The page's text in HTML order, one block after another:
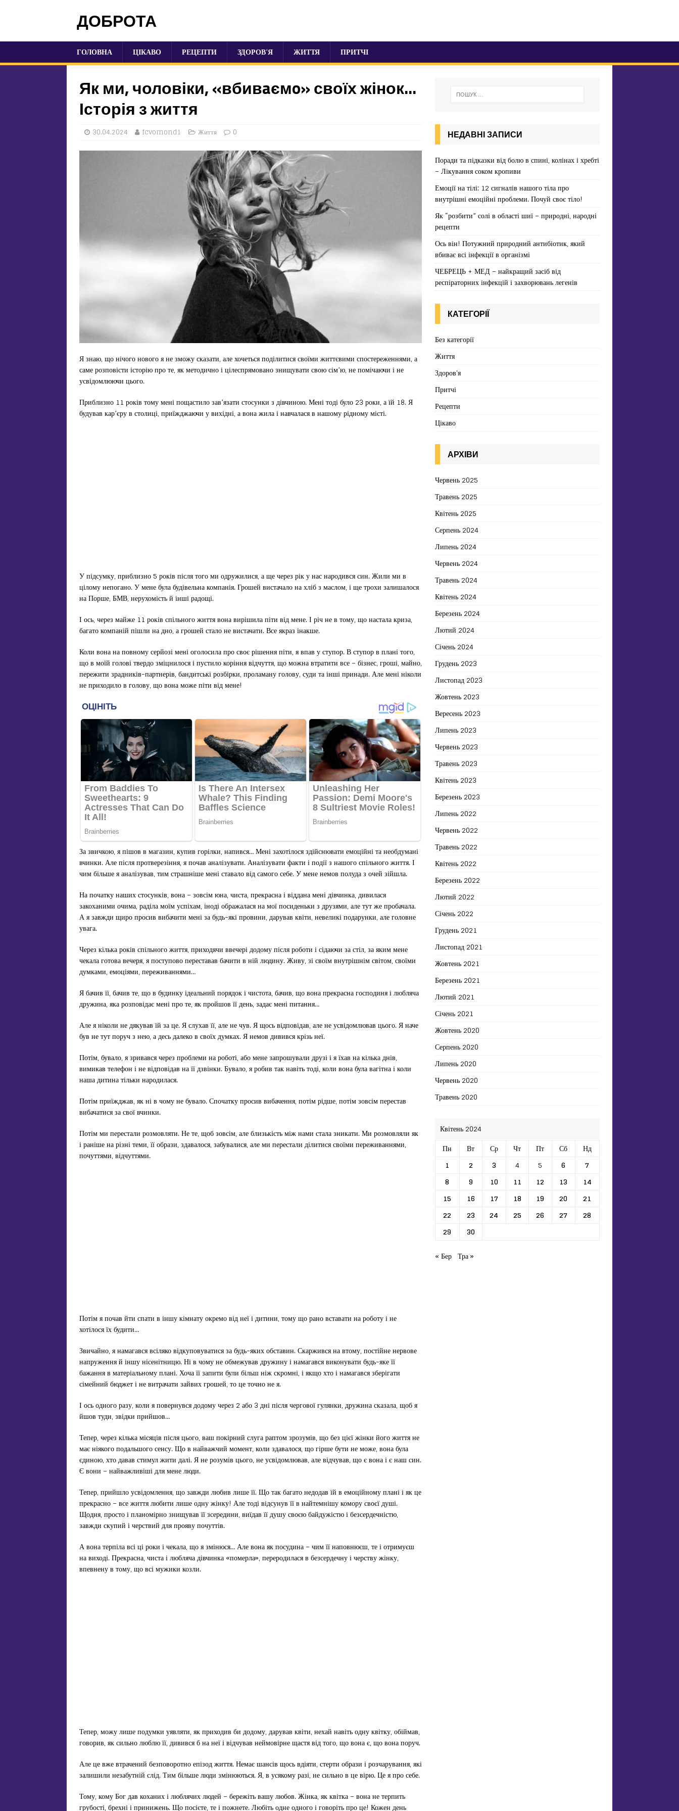
ДОБРОТА
ГОЛОВНА ЦІКАВО РЕЦЕПТИ ЗДОРОВ’Я ЖИТТЯ ПРИТЧІ
Як ми, чоловіки, «вбивaємo» своїх жінок…
Історія з життя
30.04.2024 fcvomond1 Життя 0
Я знаю, що нічого нового я не зможу сказати, але хочеться поділитися своїми життєвими спостереженнями, а
саме розповісти історію про те, як методично і цілеспрямовано знищувати свою сім’ю, не помічаючи і не
усвідомлюючи цього.
Приблизно 11 років тому мені пощастило зав’язати стосунки з дівчиною. Мені тоді було 23 роки, а їй 18. Я
будував кар’єру в столиці, приїжджаючи у вихідні, а вона жила і навчалася в нашому рідному місті.
У підсумку, приблизно 5 років після того ми одружилися, а ще через рік у нас народився син. Жили ми в
цілому непогано. У мене була будівельна компанія. Грошей вистачало на хліб з маслом, і ще трохи залишалося
на Порше, БМВ, нерухомість й інші радощі.
І ось, через майже 11 років спільного життя вона вирішила піти від мене. І річ не в тому, що настала криза,
багато компаній пішли на дно, а грошей стало не вистачати. Все якраз інакше.
Коли вона на повному серйозі мені оголосила про своє рішення піти, я впав у ступор. В ступор в плані того,
що в моїй голові твердо зміцнилося і пустило коріння відчуття, що можна втратити все – бізнес, гроші, майно,
пережити зрадників-партнерів, бандитські розбірки, проламану голову, суди та інші принади. Але мені ніколи
не приходило в голову, що вона може піти від мене!
За звичкою, я пішов в магазин, купив горілки, напився… Мені захотілося здійснювати емоційні та необдумані
вчинки. Але після протверезіння, я почав аналізувати. Аналізувати факти і події з нашого спільного життя. І
чим більше я аналізував, тим страшніше мені ставало від самого себе. У мене немов полуда з очей зійшла.
На початку наших стосунків, вона – зовсім юна, чиста, прекрасна і віддана мені дівчинка, дивилася
закоханими очима, раділа моїм успіхам, іноді ображалася на мої посиденьки з друзями, але тут же пробачала.
А я завжди щиро просив вибачити мені за будь-які провини, дарував квіти, невеликі подарунки, але головне
увага.
Через кілька років спільного життя, приходячи ввечері додому після роботи і сідаючи за стіл, за яким мене
чекала готова вечеря, я поступово переставав бачити в ній людину. Живу, зі своїм внутрішнім світом, своїми
думками, емоціями, переживаннями…
Я бачив її, бачив те, що в будинку ідеальний порядок і чистота, бачив, що вона прекрасна господиня і любляча
дружина, яка розповідає мені про те, як пройшов її день, задає мені питання…
Але я ніколи не дякував їй за це. Я слухав її, але не чув. Я щось відповідав, але не усвідомлював цього. Я наче
був не тут поруч з нею, а десь далеко в своїх думках. Я немов дивився крізь неї.
Потім, бувало, я зривався через проблеми на роботі, або мене запрошували друзі і я їхав на кілька днів,
вимикав телефон і не відповідав на її дзвінки. Бувало, я робив так навіть тоді, коли вона була вагітна і коли
наша дитина тільки народилася.
Потім приїжджав, як ні в чому не бувало. Спочатку просив вибачення, потім рідше, потім зовсім перестав
вибачатися за свої вчинки.
Потім ми перестали розмовляти. Не те, щоб зовсім, але близькість між нами стала зникати. Ми розмовляли як
і раніше на різні теми, її образи, здавалося, забувалися, але ми перестали ділитися своїми переживаннями,
почуттями, відчуттями.
Потім я почав йти спати в іншу кімнату окремо від неї і дитини, тому що рано вставати на роботу і не
хотілося їх будити…
Звичайно, я намагався всіляко відкуповуватися за будь-яких обставин. Скаржився на втому, постійне нервове
напруження й іншу нісенітницю. Ні в чому не обмежував дружину і намагався виконувати будь-яке її
бажання в матеріальному плані. Хоча її запити були більш ніж скромні, і якщо хто і намагався зберігати
сімейний бюджет і не витрачати зайвих грошей, то це точно не я.
І ось одного разу, коли я повернувся додому через 2 або 3 дні після чергової гулянки, дружина сказала, щоб я
йшов туди, звідки прийшов…
Тепер, через кілька місяців після цього, ваш покірний слуга раптом зрозумів, що без цієї жінки його життя не
має ніякого подальшого сенсу. Що в найважчий момент, коли здавалося, що гірше бути не може, вона була
єдиною, хто давав стимул жити далі. Я не розумів цього, не усвідомлював, але відчував, що є вона і є наш син.
Є вони – найважливіші для мене люди.
Тепер, прийшло усвідомлення, що завжди любив лише її. Що так багато недодав їй в емоційному плані і як це
прекрасно – все життя любити лише одну жінку! Але тоді відсунув її в найтемнішу комору своєї душі.
Щодня, просто і планомірно знищував її зсередини, виїдав її душу своєю байдужістю і безсердечністю,
завжди скупий і черствий для прояву почуттів.
А вона терпіла всі ці роки і чекала, що я змінюся… Але вона як посудина – чим її наповнюєш, те і отримуєш
на виході. Прекрасна, чиста і любляча дівчинка «померла», переродилася в безсердечну і черству жінку,
впевнену в тому, що всі мужики козли.
Тепер, можу лише подумки уявляти, як приходив би додому, дарував квіти, нехай навіть одну квітку, обіймав,
говорив, як сильно люблю її, дивився б на неї і відчував неймовірне щастя від того, що вона є, що вона поруч.
Але це вже втрачений безповоротно епізод життя. Немає шансів щось вдіяти, стерти образи і розчарування, які
залишили незабутній слід. Тим більше люди змінюються. Я, в усякому разі, не сильно в це вірю. Це я про себе.
Тому, кому Бог дав коханих і люблячих людей – бережіть вашу любов. Жінка, як квітка – вона не терпить
грубості, брехні і принижень. Що посієте, те і пожнете. Любіть одне одного і говоріть про це! Кожен день
НЕДАВНІ ЗАПИСИ
Поради та підказки від болю в спині, колінах і хребті
– Лікування соком кропиви
Емоції на тілі: 12 сигналів нашого тіла про
внутрішні емоційні проблеми. Почуй своє тіло!
Як “розбити” солі в області шиї – природні, народні
рецепти
Ось він! Потужний природний антибіотик, який
вбиває всі інфекції в організмі
ЧЕБРЕЦЬ + МЕД – найкращий засіб від
респіраторних інфекцій і захворювань легенів
КАТЕГОРІЇ
Без категорії
Життя
Здоров'я
Притчі
Рецепти
Цікаво
АРХІВИ
Червень 2025
Травень 2025
Квітень 2025
Серпень 2024
Липень 2024
Червень 2024
Травень 2024
Квітень 2024
Березень 2024
Лютий 2024
Січень 2024
Грудень 2023
Листопад 2023
Жовтень 2023
Вересень 2023
Липень 2023
Червень 2023
Травень 2023
Квітень 2023
Березень 2023
Липень 2022
Червень 2022
Травень 2022
Квітень 2022
Березень 2022
Лютий 2022
Січень 2022
Грудень 2021
Листопад 2021
Жовтень 2021
Березень 2021
Лютий 2021
Січень 2021
Жовтень 2020
Серпень 2020
Липень 2020
Червень 2020
Травень 2020
Квітень 2024
Пн
Вт Ср Чт Пт Сб
Нд
1
2 3 4 5 6
7
8
9 10 11 12 13
14
15
16 17 18 19 20
21
22
23 24 25 26 27
28
29
30
« Бер Тра »